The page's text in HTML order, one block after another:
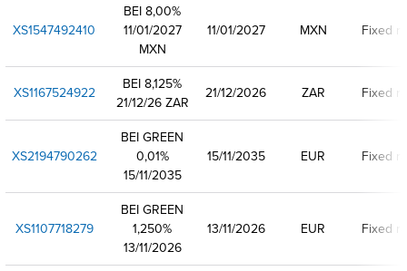
XS1547492410
BEI 8,00%
11/01/2027
MXN
11/01/2027 MXN Fixed
XS1167524922
BEI 8,125%
21/12/26 ZAR
21/12/2026 ZAR Fixed
XS2194790262
BEI GREEN
0,01%
15/11/2035
15/11/2035 EUR Fixed
XS1107718279
BEI GREEN
1,250%
13/11/2026
13/11/2026 EUR Fixed